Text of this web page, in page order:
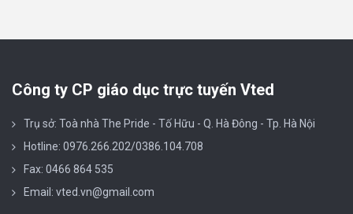
Công ty CP giáo dục trực tuyến Vted
Trụ sở: Toà nhà The Pride - Tố Hữu - Q. Hà Đông - Tp. Hà Nội
Hotline: 0976.266.202/0386.104.708
Fax: 0466 864 535
Email: vted.vn@gmail.com